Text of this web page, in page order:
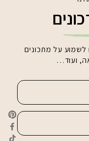
לשמוע על מתכונים
ועוד…